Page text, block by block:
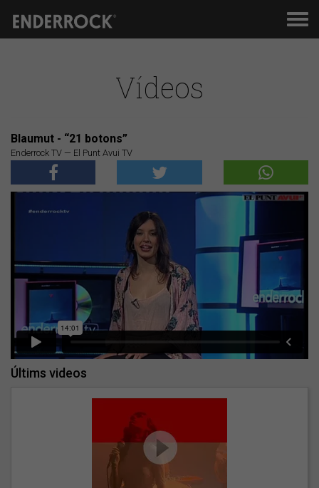
Vídeos
Blaumut - “21 botons”
Enderrock TV — El Punt Avui TV
Últims videos